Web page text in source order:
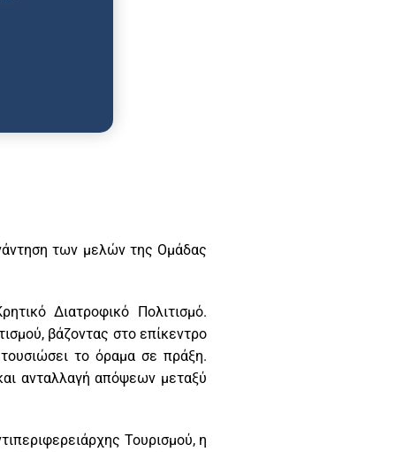
των μελών της Ομάδας
Διατροφικό Πολιτισμό.
βάζοντας στο επίκεντρο
το όραμα σε πράξη.
ανταλλαγή απόψεων μεταξύ
Τουρισμού, η